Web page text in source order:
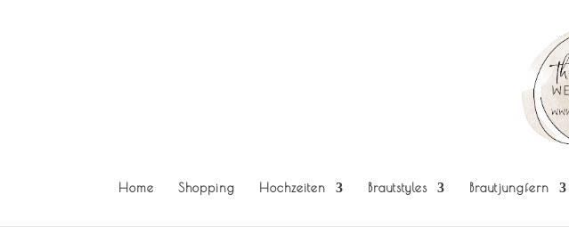
Home Shopping Hochzeiten Brautstyles Brautjungfern